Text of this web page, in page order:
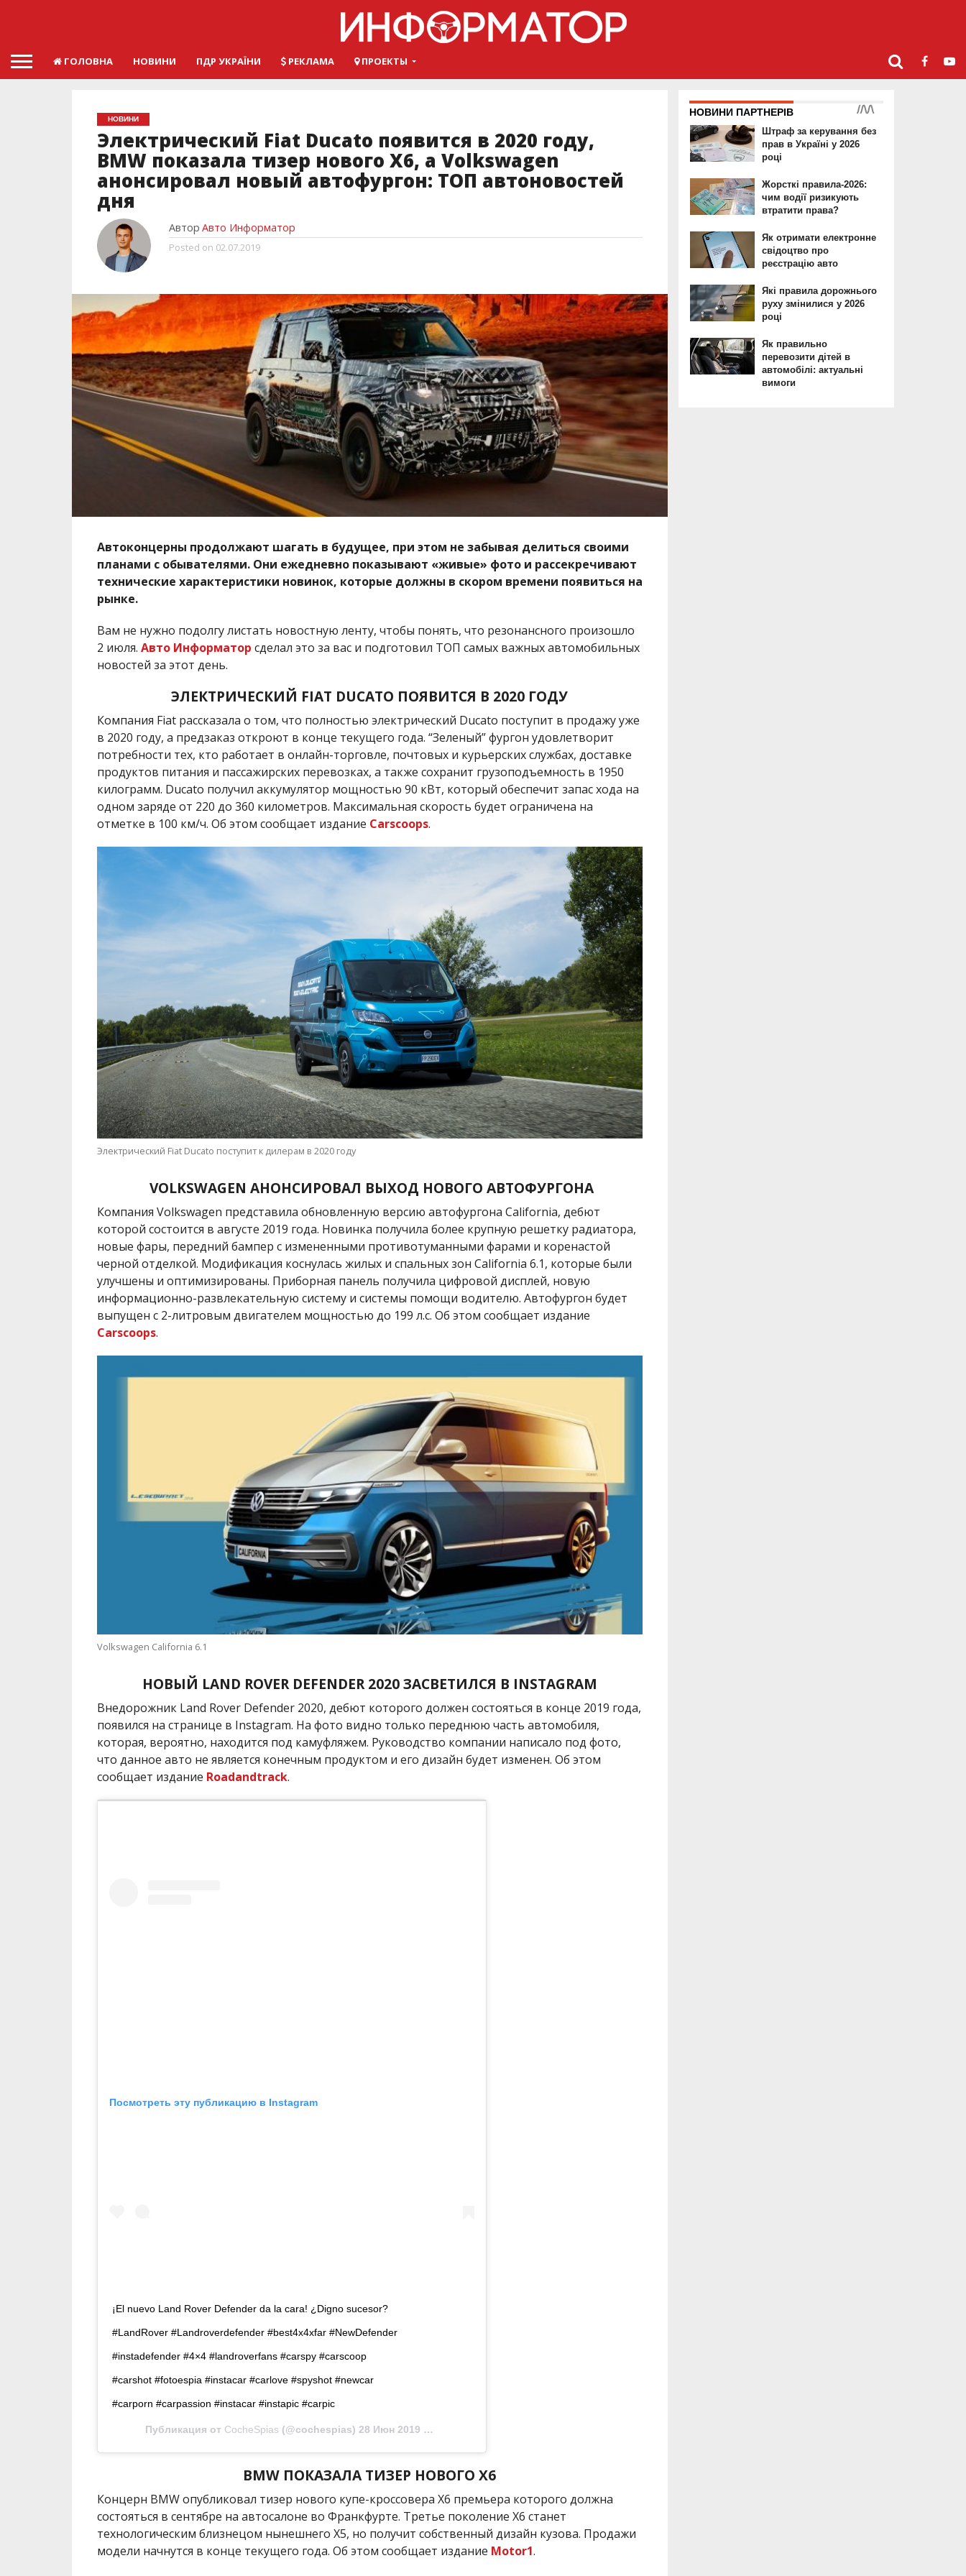
ГОЛОВНА НОВИНИ ПДР УКРАЇНИ РЕКЛАМА ПРОЕКТЫ
НОВИНИ
Электрический Fiat Ducato появится в 2020 году,
BMW показала тизер нового X6, а Volkswagen
анонсировал новый автофургон: ТОП автоновостей
дня
Автор Авто Информатор
Posted on 02.07.2019
Автоконцерны продолжают шагать в будущее, при этом не забывая делиться своими
планами с обывателями. Они ежедневно показывают «живые» фото и рассекречивают
технические характеристики новинок, которые должны в скором времени появиться на
рынке.
Вам не нужно подолгу листать новостную ленту, чтобы понять, что резонансного произошло
2 июля. Авто Информатор сделал это за вас и подготовил ТОП самых важных автомобильных
новостей за этот день.
ЭЛЕКТРИЧЕСКИЙ FIAT DUCATO ПОЯВИТСЯ В 2020 ГОДУ
Компания Fiat рассказала о том, что полностью электрический Ducato поступит в продажу уже
в 2020 году, а предзаказ откроют в конце текущего года. “Зеленый” фургон удовлетворит
потребности тех, кто работает в онлайн-торговле, почтовых и курьерских службах, доставке
продуктов питания и пассажирских перевозках, а также сохранит грузоподъемность в 1950
килограмм. Ducato получил аккумулятор мощностью 90 кВт, который обеспечит запас хода на
одном заряде от 220 до 360 километров. Максимальная скорость будет ограничена на
отметке в 100 км/ч. Об этом сообщает издание Carscoops.
Электрический Fiat Ducato поступит к дилерам в 2020 году
VOLKSWAGEN АНОНСИРОВАЛ ВЫХОД НОВОГО АВТОФУРГОНА
Компания Volkswagen представила обновленную версию автофургона California, дебют
которой состоится в августе 2019 года. Новинка получила более крупную решетку радиатора,
новые фары, передний бампер с измененными противотуманными фарами и коренастой
черной отделкой. Модификация коснулась жилых и спальных зон California 6.1, которые были
улучшены и оптимизированы. Приборная панель получила цифровой дисплей, новую
информационно-развлекательную систему и системы помощи водителю. Автофургон будет
выпущен с 2-литровым двигателем мощностью до 199 л.с. Об этом сообщает издание
Carscoops.
Volkswagen California 6.1
НОВЫЙ LAND ROVER DEFENDER 2020ЗАСВЕТИЛСЯ В INSTAGRAM
Внедорожник Land Rover Defender2020, дебют которого должен состояться в конце 2019 года,
появился на странице в Instagram. На фото видно только переднюю часть автомобиля,
которая, вероятно, находится под камуфляжем. Руководство компании написало под фото,
что данное авто не является конечным продуктом и его дизайн будет изменен. Об этом
сообщает издание Roadandtrack.
Посмотреть эту публикацию в Instagram
¡El nuevo Land Rover Defender da la cara! ¿Digno sucesor?
#LandRover #Landroverdefender #best4x4xfar #NewDefender
#instadefender #4×4 #landroverfans #carspy #carscoop
#carshot #fotoespia #instacar #carlove #spyshot #newcar
#carporn #carpassion #instacar #instapic #carpic
Публикация от CocheSpias (@cochespias) 28 Июн 2019 в 1:39 PDT
BMW ПОКАЗАЛА ТИЗЕР НОВОГО X6
Концерн BMW опубликовал тизер нового купе-кроссовера X6 премьера которого должна
состояться в сентябре на автосалоне во Франкфурте. Третье поколение X6 станет
технологическим близнецом нынешнего X5, но получит собственный дизайн кузова. Продажи
модели начнутся в конце текущего года. Об этом сообщает издание Motor1.